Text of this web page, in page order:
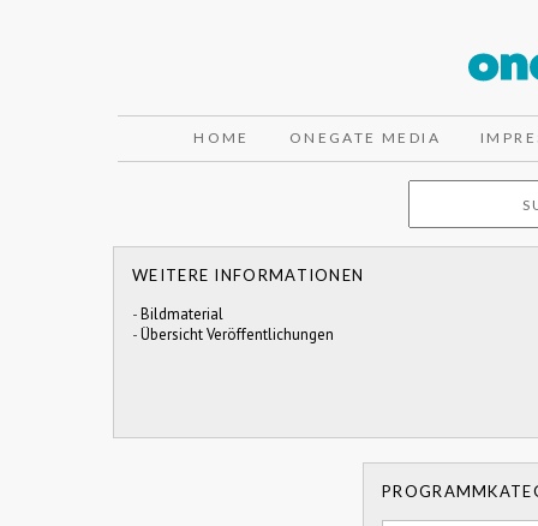
HOME ONEGATE MEDIA
WEITERE INFORMATIONEN
-Bildmaterial
-Übersicht Veröffentlichungen